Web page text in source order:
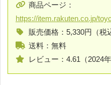
商品ページ：
https://item.rakuten.co.jp/
販売価格：5,330円（税
送料：無料
レビュー：4.61（2024